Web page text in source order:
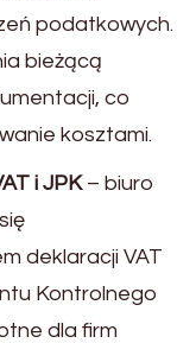
podatkowych.
bieżącą
co
kosztami.
i JPK– biuro
deklaracji VAT
Kontrolnego
dla firm